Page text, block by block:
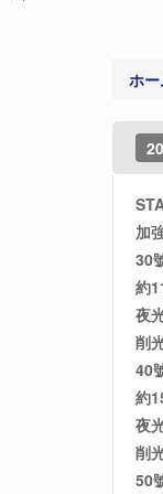
ホ
加
30
約
夜
削
40
約
夜
削
50